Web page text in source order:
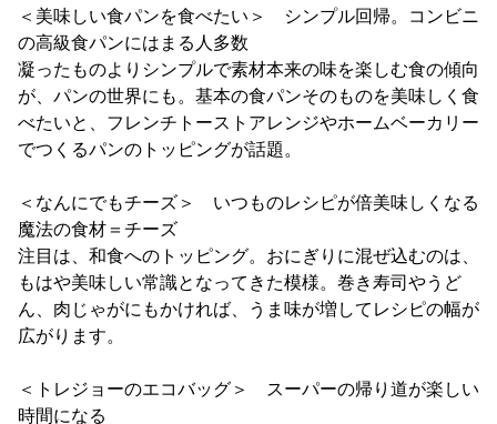
＜美味しい食パンを食べたい＞ シンプル回帰。コンビニ
の高級食パンにはまる人多数
凝ったものよりシンプルで素材本来の味を楽しむ食の傾向
が、パンの世界にも。基本の食パンそのものを美味しく食
べたいと、フレンチトーストアレンジやホームベーカリー
でつくるパンのトッピングが話題。
＜なんにでもチーズ＞ いつものレシピが倍美味しくなる
魔法の食材＝チーズ
注目は、和食へのトッピング。おにぎりに混ぜ込むのは、
もはや美味しい常識となってきた模様。巻き寿司やうど
ん、肉じゃがにもかければ、うま味が増してレシピの幅が
広がります。
＜トレジョーのエコバッグ＞ スーパーの帰り道が楽しい
時間になる